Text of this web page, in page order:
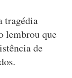
tragédia
lembrou que
de